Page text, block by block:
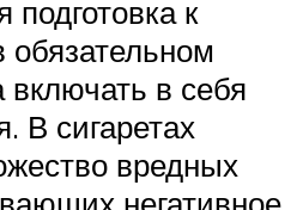
подготовка к
в себя
В сигаретах
вредных
негативное